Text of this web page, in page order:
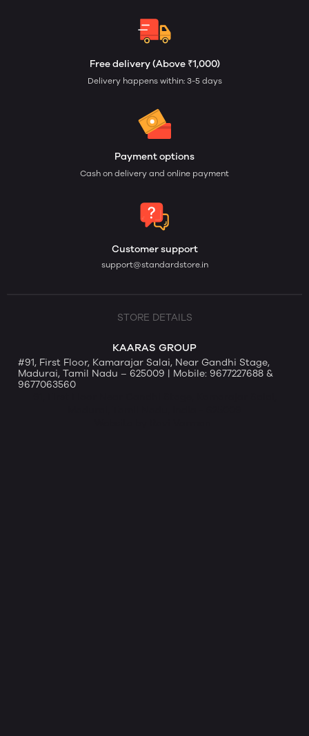
Free delivery (Above ₹1,000)
Delivery happens within: 3-5 days
Payment options
Cash on delivery and online payment
Customer support
support@standardstore.in
STORE DETAILS
KAARAS GROUP
#91, First Floor, Kamarajar Salai, Near Gandhi Stage,
Madurai, Tamil Nadu – 625009 | Mobile: 9677227688 &
9677063560